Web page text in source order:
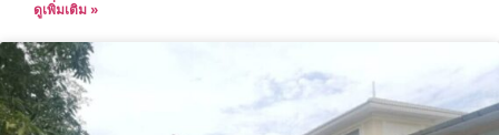
ดูเพิ่มเติม »